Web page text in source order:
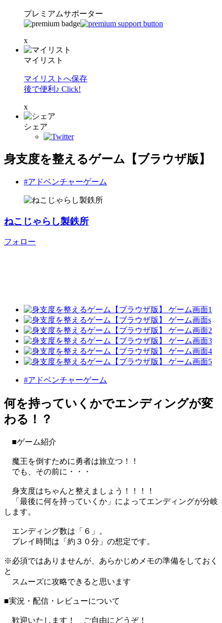
プレミアムサポーター
x
マイリスト
マイリストへ保存
後で便利♪ Click!
x
シェア
身支度を整えるゲーム【ブラウザ版】
#アドベンチャーゲーム
ねこじゃらし製鉄所
フォロー
#アドベンチャーゲーム
何を持っていくかでエンディングが変
わる！？
■ゲーム紹介
魔王を倒すために勇者は旅立つ！！
でも、その前に・・・
身支度はちゃんと整えましょう！！！！
「最後に何を持っていくか」によってエンディングが分岐
します。
エンディング数は「６」。
プレイ時間は「約３０分」の想定です。
※必須ではありませんが、あらかじめメモの準備をしておく
と
スムーズに攻略できると思います
■実況・配信・レビューについて
歓迎いたします！ ご自由にどうぞ！